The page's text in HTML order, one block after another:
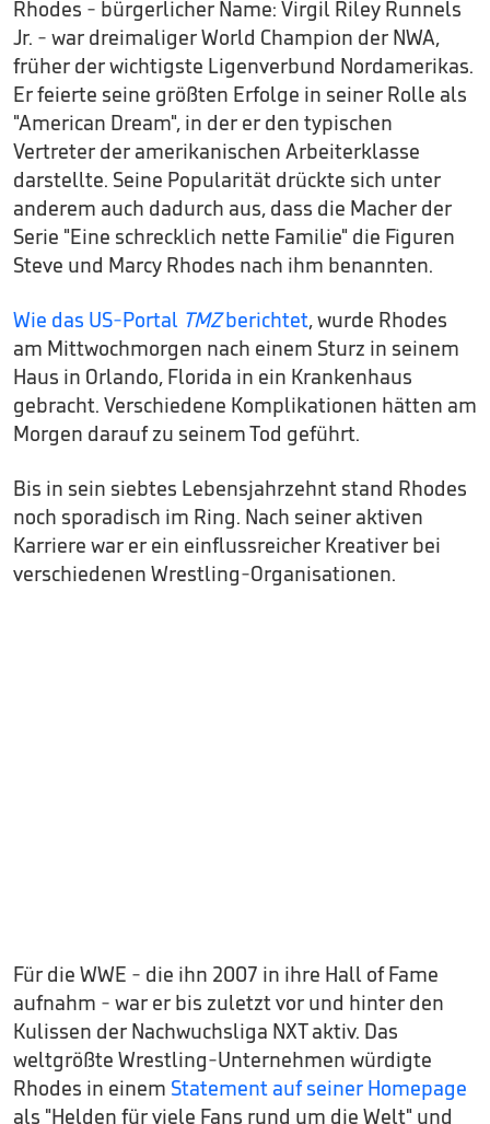
Rhodes - bürgerlicher Name: Virgil Riley Runnels
Jr. - war dreimaliger World Champion der NWA,
früher der wichtigste Ligenverbund Nordamerikas.
Er feierte seine größten Erfolge in seiner Rolle als
"American Dream", in der er den typischen
Vertreter der amerikanischen Arbeiterklasse
darstellte. Seine Popularität drückte sich unter
anderem auch dadurch aus, dass die Macher der
Serie "Eine schrecklich nette Familie" die Figuren
Steve und Marcy Rhodes nach ihm benannten.
Wie das US-Portal TMZberichtet, wurde Rhodes
am Mittwochmorgen nach einem Sturz in seinem
Haus in Orlando, Florida in ein Krankenhaus
gebracht. Verschiedene Komplikationen hätten am
Morgen darauf zu seinem Tod geführt.
Bis in sein siebtes Lebensjahrzehnt stand Rhodes
noch sporadisch im Ring. Nach seiner aktiven
Karriere war er ein einflussreicher Kreativer bei
verschiedenen Wrestling-Organisationen.
Für die WWE - die ihn 2007 in ihre Hall of Fame
aufnahm - war er bis zuletzt vor und hinter den
Kulissen der Nachwuchsliga NXT aktiv. Das
weltgrößte Wrestling-Unternehmen würdigte
Rhodes in einem Statement auf seiner Homepage
als "Helden für viele Fans rund um die Welt" und